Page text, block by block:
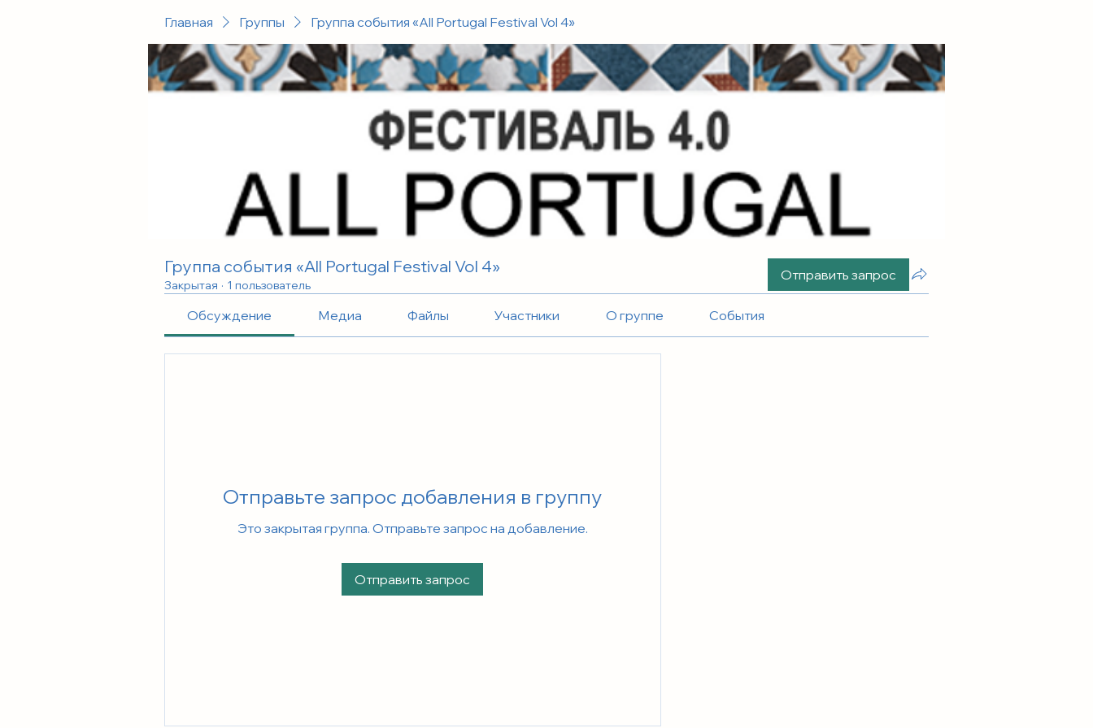
Главная Группы Группа события «All Portugal Festival Vol 4»
Группа события «All Portugal Festival Vol 4»
Закрытая · 1 пользователь
Отправить запрос
Обсуждение Медиа Файлы Участники О группе События
Отправьте запрос добавления в группу
Это закрытая группа. Отправьте запрос на добавление.
Отправить запрос